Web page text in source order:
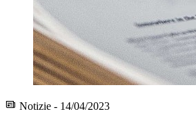
Notizie - 14/04/2023